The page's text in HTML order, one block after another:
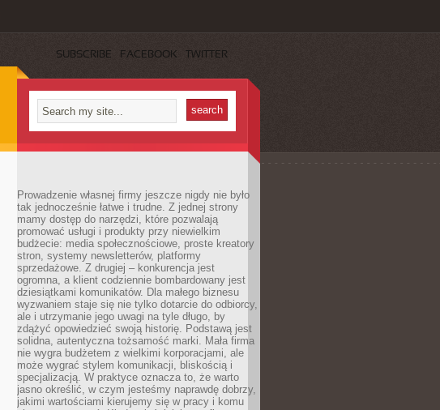
SUBSCRIBE FACEBOOK TWITTER
Prowadzenie własnej firmy jeszcze nigdy nie było
tak jednocześnie łatwe i trudne. Z jednej strony
mamy dostęp do narzędzi, które pozwalają
promować usługi i produkty przy niewielkim
budżecie: media społecznościowe, proste kreatory
stron, systemy newsletterów, platformy
sprzedażowe. Z drugiej – konkurencja jest
ogromna, a klient codziennie bombardowany jest
dziesiątkami komunikatów. Dla małego biznesu
wyzwaniem staje się nie tylko dotarcie do odbiorcy,
ale i utrzymanie jego uwagi na tyle długo, by
zdążyć opowiedzieć swoją historię. Podstawą jest
solidna, autentyczna tożsamość marki. Mała firma
nie wygra budżetem z wielkimi korporacjami, ale
może wygrać stylem komunikacji, bliskością i
specjalizacją. W praktyce oznacza to, że warto
jasno określić, w czym jesteśmy naprawdę dobrzy,
jakimi wartościami kierujemy się w pracy i komu